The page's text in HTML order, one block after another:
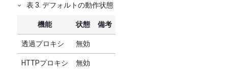
表 3 デフォルトの動作状態
機能 状態 備考
透過プロキシ 無効
HTTPプロキシ 無効